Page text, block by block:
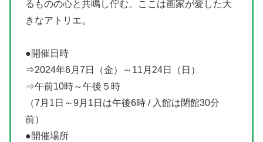
るものの心と共鳴し佇む。ここは画家が愛した大
きなアトリエ。
●開催日時
⇒2024年6月7日（金）～11月24日（日）
⇒午前10時～午後５時
（7月1日～9月1日は午後6時 / 入館は閉館30分
前）
●開催場所